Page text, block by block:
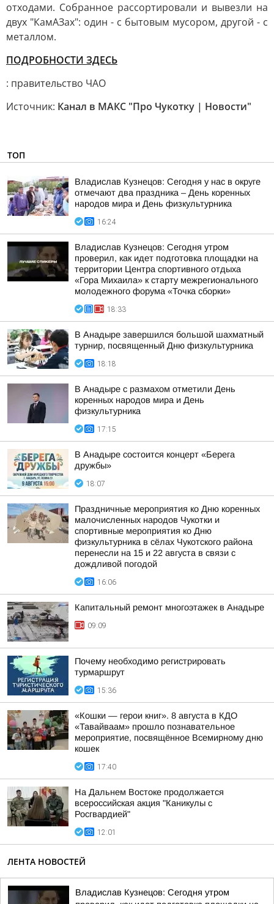
отходами. Собранное рассортировали и вывезли на
двух "КамАЗах": один - с бытовым мусором, другой - с
металлом.
ПОДРОБНОСТИ ЗДЕСЬ
: правительство ЧАО
Источник: Канал в МАКС "Про Чукотку | Новости"
ТОП
Владислав Кузнецов: Сегодня у нас в округе
отмечают два праздника – День коренных
народов мира и День физкультурника
16:24
Владислав Кузнецов: Сегодня утром
проверил, как идет подготовка площадки на
территории Центра спортивного отдыха
«Гора Михаила» к старту межрегионального
молодежного форума «Точка сборки»
18:33
В Анадыре завершился большой шахматный
турнир, посвященный Дню физкультурника
18:18
В Анадыре с размахом отметили День
коренных народов мира и День
физкультурника
17:15
В Анадыре состоится концерт «Берега
дружбы»
18:07
Праздничные мероприятия ко Дню коренных
малочисленных народов Чукотки и
спортивные мероприятия ко Дню
физкультурника в сёлах Чукотского района
перенесли на 15 и 22 августа в связи с
дождливой погодой
16:06
Капитальный ремонт многоэтажек в Анадыре
09:09
Почему необходимо регистрировать
турмаршрут
15:36
«Кошки — герои книг». 8 августа в КДО
«Тавайваам» прошло познавательное
мероприятие, посвящённое Всемирному дню
кошек
17:40
На Дальнем Востоке продолжается
всероссийская акция "Каникулы с
Росгвардией"
12:01
ЛЕНТА НОВОСТЕЙ
Владислав Кузнецов: Сегодня утром